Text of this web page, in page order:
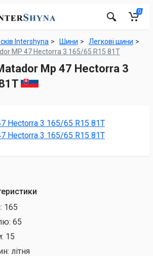
0
Intershyna Шини
Легкові шини
MP 47 Hectorra 3 165/65 R15 81T
Mp 47 Hectorra 3
165
65
15
літня